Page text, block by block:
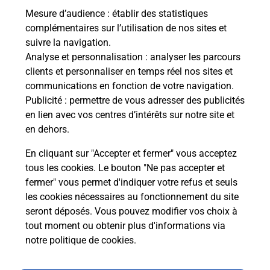
Mesure d’audience : établir des statistiques
complémentaires sur l’utilisation de nos sites et
suivre la navigation.
Analyse et personnalisation : analyser les parcours
clients et personnaliser en temps réel nos sites et
communications en fonction de votre navigation.
Publicité : permettre de vous adresser des publicités
en lien avec vos centres d’intérêts sur notre site et
en dehors.
En cliquant sur "Accepter et fermer" vous acceptez
tous les cookies. Le bouton "Ne pas accepter et
fermer" vous permet d'indiquer votre refus et seuls
les cookies nécessaires au fonctionnement du site
seront déposés. Vous pouvez modifier vos choix à
tout moment ou obtenir plus d'informations via
notre politique de cookies.
Boîte aux Lettres La Poste
Collecte du courrier aujourd'hui à 08h00
1 Route De Busson
52270
Roches Bettaincourt
Itinéraire
Le lien s'ouvre dans un nouvel onglet
Localiser Liste Boîtes aux lettres
Haute-Marne
Roches Bettaincourt